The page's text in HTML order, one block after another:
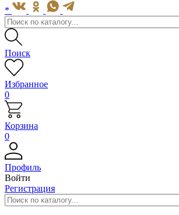
*
Поиск
Избранное
0
Корзина
0
Профиль
Войти
Регистрация